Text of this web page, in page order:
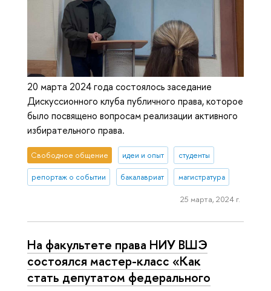
20 марта 2024 года состоялось заседание
Дискуссионного клуба публичного права, которое
было посвящено вопросам реализации активного
избирательного права.
Свободное общение идеи и опыт студенты
репортаж о событии бакалавриат магистратура
25 марта, 2024 г.
На факультете права НИУ ВШЭ
состоялся мастер-класс «Как
стать депутатом федерального